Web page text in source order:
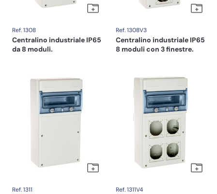
Ref. 1308
Centralino industriale IP65
da 8 moduli.
Ref. 1308V3
Centralino industriale IP65
8 moduli con 3 finestre.
Ref. 1311 Ref. 1311V4